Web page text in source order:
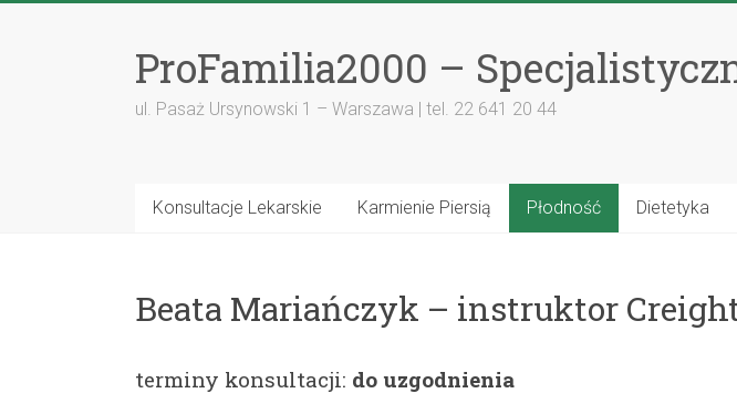
ProFamilia2000 –
ul. Pasaż Ursynowski 1 – Warszawa | tel. 22 641 20 44
Konsultacje Lekarskie Karmienie Piersią Płodność Dietetyka
Beata Mariańczyk – instruktor
terminy konsultacji: do uzgodnienia